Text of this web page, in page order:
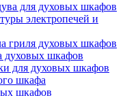
для духовых шкафов
электропечей и
гриля духовых шкафов
духовых шкафов
для духовых шкафов
шкафа
шкафов